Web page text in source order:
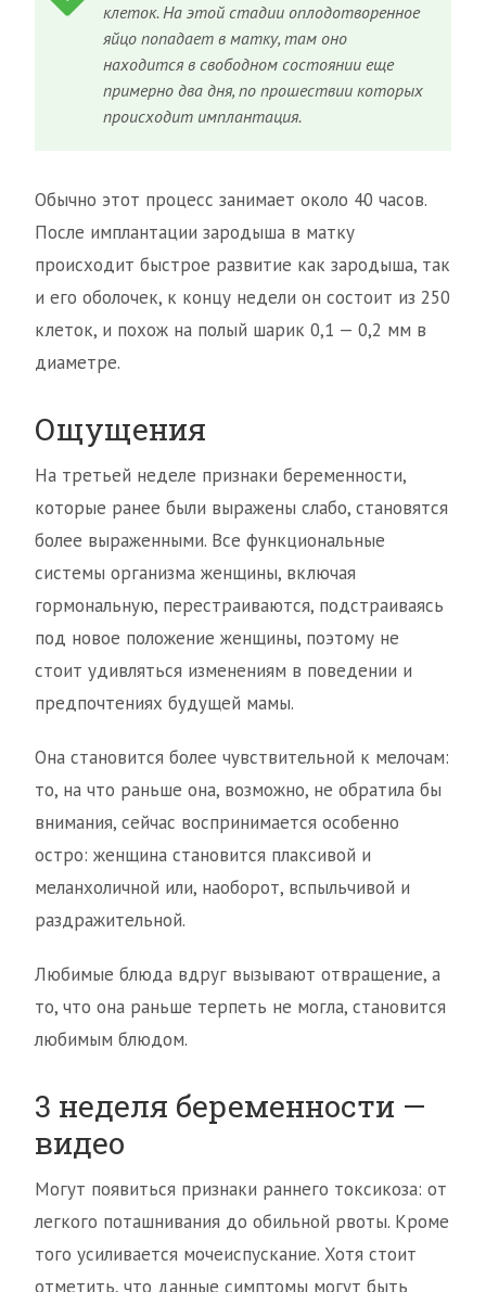
клеток. На этой стадии оплодотворенное
яйцо попадает в матку, там оно
находится в свободном состоянии еще
примерно два дня, по прошествии которых
происходит имплантация.
Обычно этот процесс занимает около 40 часов.
После имплантации зародыша в матку
происходит быстрое развитие как зародыша, так
и его оболочек, к концу недели он состоит из 250
клеток, и похож на полый шарик 0,1 — 0,2 мм в
диаметре.
Ощущения
На третьей неделе признаки беременности,
которые ранее были выражены слабо, становятся
более выраженными. Все функциональные
системы организма женщины, включая
гормональную, перестраиваются, подстраиваясь
под новое положение женщины, поэтому не
стоит удивляться изменениям в поведении и
предпочтениях будущей мамы.
Она становится более чувствительной к мелочам:
то, на что раньше она, возможно, не обратила бы
внимания, сейчас воспринимается особенно
остро: женщина становится плаксивой и
меланхоличной или, наоборот, вспыльчивой и
раздражительной.
Любимые блюда вдруг вызывают отвращение, а
то, что она раньше терпеть не могла, становится
любимым блюдом.
3 неделя беременности —
видео
Могут появиться признаки раннего токсикоза: от
легкого поташнивания до обильной рвоты. Кроме
того усиливается мочеиспускание. Хотя стоит
отметить, что данные симптомы могут быть